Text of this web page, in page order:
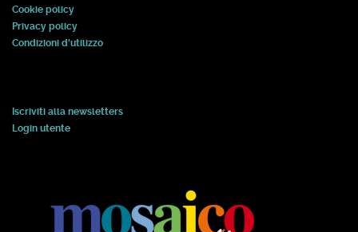
Cookie policy
Privacy policy
Condizioni d'utilizzo
Iscriviti alla newsletters
Login utente